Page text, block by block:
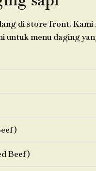
di store front. Kami
untuk menu daging
Beef)